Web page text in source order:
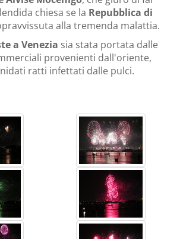
chiesa se la Repubblica di
alla tremenda malattia.
a Venezia sia stata portata dalle
provenienti dall'oriente,
ratti infettati dalle pulci.